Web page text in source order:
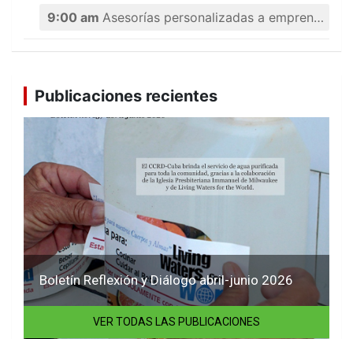
9:00 am Asesorías personalizadas a emprendedores
Publicaciones recientes
Boletín Reflexión y Diálogo abril-junio 2026
VER TODAS LAS PUBLICACIONES